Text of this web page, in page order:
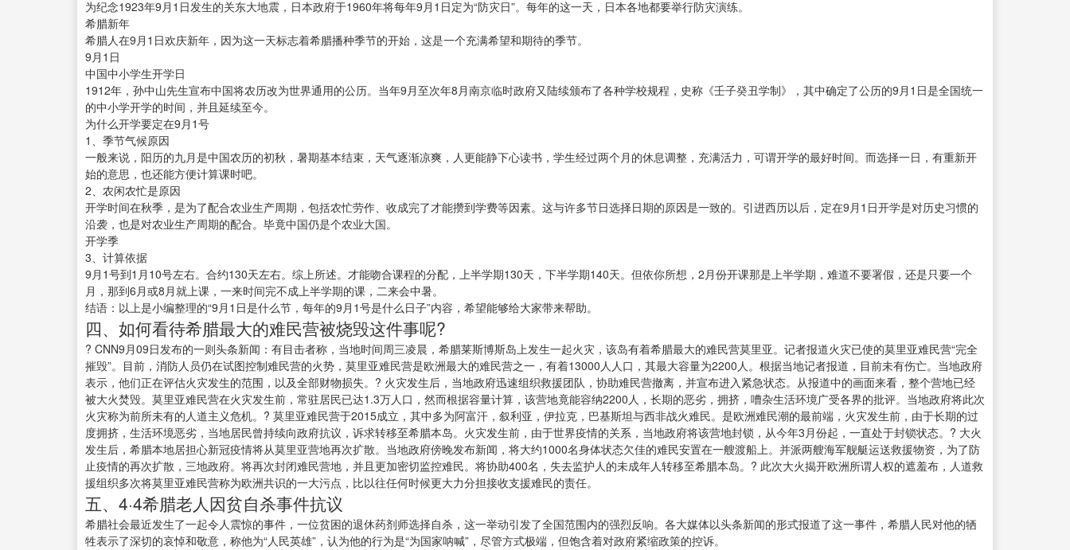
为纪念1923年9月1日发生的关东大地震，日本政府于1960年将每年9月1日定为“防灾日”。每年的这一天，日本各地都要举行防灾演练。
希腊新年
希腊人在9月1日欢庆新年，因为这一天标志着希腊播种季节的开始，这是一个充满希望和期待的季节。
9月1日
中国中小学生开学日
1912年，孙中山先生宣布中国将农历改为世界通用的公历。当年9月至次年8月南京临时政府又陆续颁布了各种学校规程，史称《壬子癸丑学制》，其中确定了公历的9月1日是全国统一
的中小学开学的时间，并且延续至今。
为什么开学要定在9月1号
1、季节气候原因
一般来说，阳历的九月是中国农历的初秋，暑期基本结束，天气逐渐凉爽，人更能静下心读书，学生经过两个月的休息调整，充满活力，可谓开学的最好时间。而选择一日，有重新开
始的意思，也还能方便计算课时吧。
2、农闲农忙是原因
开学时间在秋季，是为了配合农业生产周期，包括农忙劳作、收成完了才能攒到学费等因素。这与许多节日选择日期的原因是一致的。引进西历以后，定在9月1日开学是对历史习惯的
沿袭，也是对农业生产周期的配合。毕竟中国仍是个农业大国。
开学季
3、计算依据
9月1号到1月10号左右。合约130天左右。综上所述。才能吻合课程的分配，上半学期130天，下半学期140天。但依你所想，2月份开课那是上半学期，难道不要署假，还是只要一个
月，那到6月或8月就上课，一来时间完不成上半学期的课，二来会中暑。
结语：以上是小编整理的“9月1日是什么节，每年的9月1号是什么日子”内容，希望能够给大家带来帮助。
四、如何看待希腊最大的难民营被烧毁这件事呢?
? CNN9月09日发布的一则头条新闻：有目击者称，当地时间周三凌晨，希腊莱斯博斯岛上发生一起火灾，该岛有着希腊最大的难民营莫里亚。记者报道火灾已使的莫里亚难民营“完全
摧毁”。目前，消防人员仍在试图控制难民营的火势，莫里亚难民营是欧洲最大的难民营之一，有着13000人人口，其最大容量为2200人。根据当地记者报道，目前未有伤亡。当地政府
表示，他们正在评估火灾发生的范围，以及全部财物损失。? 火灾发生后，当地政府迅速组织救援团队，协助难民营撤离，并宣布进入紧急状态。从报道中的画面来看，整个营地已经
被大火焚毁。莫里亚难民营在火灾发生前，常驻居民已达1.3万人口，然而根据容量计算，该营地竟能容纳2200人，长期的恶劣，拥挤，嘈杂生活环境广受各界的批评。当地政府将此次
火灾称为前所未有的人道主义危机。? 莫里亚难民营于2015成立，其中多为阿富汗，叙利亚，伊拉克，巴基斯坦与西非战火难民。是欧洲难民潮的最前端，火灾发生前，由于长期的过
度拥挤，生活环境恶劣，当地居民曾持续向政府抗议，诉求转移至希腊本岛。火灾发生前，由于世界疫情的关系，当地政府将该营地封锁，从今年3月份起，一直处于封锁状态。? 大火
发生后，希腊本地居担心新冠疫情将从莫里亚营地再次扩散。当地政府傍晚发布新闻，将大约1000名身体状态欠佳的难民安置在一艘渡船上。并派两艘海军舰艇运送救援物资，为了防
止疫情的再次扩散，三地政府。将再次封闭难民营地，并且更加密切监控难民。将协助400名，失去监护人的未成年人转移至希腊本岛。? 此次大火揭开欧洲所谓人权的遮羞布，人道救
援组织多次将莫里亚难民营称为欧洲共识的一大污点，比以往任何时候更大力分担接收支援难民的责任。
五、4·4希腊老人因贫自杀事件抗议
希腊社会最近发生了一起令人震惊的事件，一位贫困的退休药剂师选择自杀，这一举动引发了全国范围内的强烈反响。各大媒体以头条新闻的形式报道了这一事件，希腊人民对他的牺
牲表示了深切的哀悼和敬意，称他为“人民英雄”，认为他的行为是“为国家呐喊”，尽管方式极端，但饱含着对政府紧缩政策的控诉。